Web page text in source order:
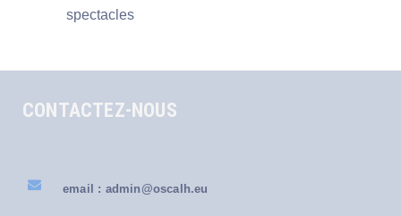
spectacles
CONTACTEZ-NOUS
email : admin@oscalh.eu